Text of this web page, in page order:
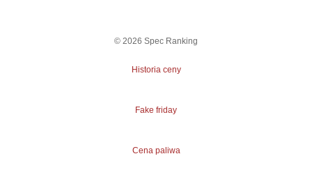
© 2026 Spec Ranking
Historia ceny
Fake friday
Cena paliwa